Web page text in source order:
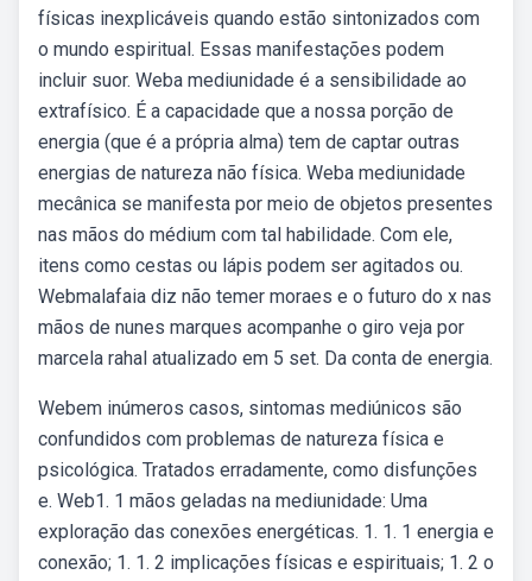
físicas inexplicáveis quando estão sintonizados com
o mundo espiritual. Essas manifestações podem
incluir suor. Weba mediunidade é a sensibilidade ao
extrafísico. É a capacidade que a nossa porção de
energia (que é a própria alma) tem de captar outras
energias de natureza não física. Weba mediunidade
mecânica se manifesta por meio de objetos presentes
nas mãos do médium com tal habilidade. Com ele,
itens como cestas ou lápis podem ser agitados ou.
Webmalafaia diz não temer moraes e o futuro do x nas
mãos de nunes marques acompanhe o giro veja por
marcela rahal atualizado em 5 set. Da conta de energia.
Webem inúmeros casos, sintomas mediúnicos são
confundidos com problemas de natureza física e
psicológica. Tratados erradamente, como disfunções
e. Web1. 1 mãos geladas na mediunidade: Uma
exploração das conexões energéticas. 1. 1. 1 energia e
conexão; 1. 1. 2 implicações físicas e espirituais; 1. 2 o